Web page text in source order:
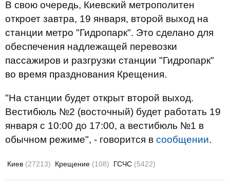
В свою очередь, Киевский метрополитен
откроет завтра, 19 января, второй выход на
станции метро "Гидропарк". Это сделано для
обеспечения надлежащей перевозки
пассажиров и разгрузки станции "Гидропарк"
во время празднования Крещения.
"На станции будет открыт второй выход.
Вестибюль №2 (восточный) будет работать 19
января с 10:00 до 17:00, а вестибюль №1 в
обычном режиме", - говорится в сообщении.
Киев (27213) Крещение (108) ГСЧС (5422)